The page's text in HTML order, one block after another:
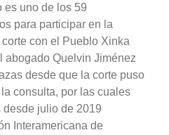
es uno de los 59
para participar en la
con el Pueblo Xinka
abogado Quelvin Jiménez
desde que la corte puso
consulta, por las cuales
julio de 2019
Interamericana de